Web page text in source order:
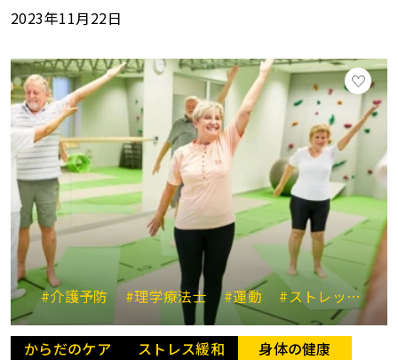
2023年11月22日
#介護予防 #理学療法士 #運動 #ストレッチ
からだのケア ストレス緩和
身体の健康